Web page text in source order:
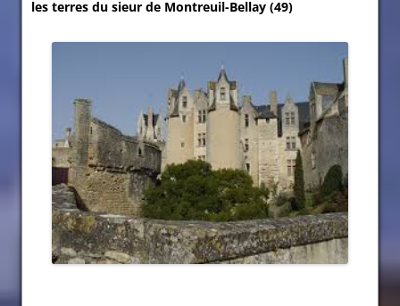
les terres du sieur de Montreuil-Bellay (49)